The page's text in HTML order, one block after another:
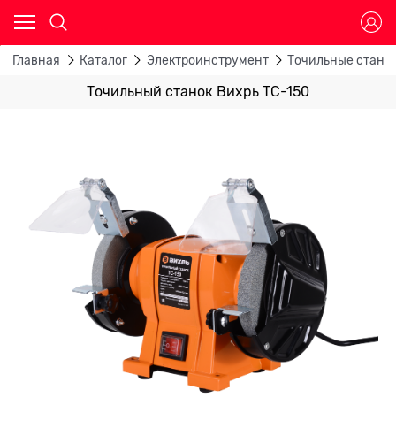
Главная Каталог Электроинструмент Точильные
Точильный станок Вихрь ТС-150